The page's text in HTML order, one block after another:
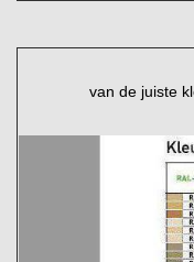
van de juiste